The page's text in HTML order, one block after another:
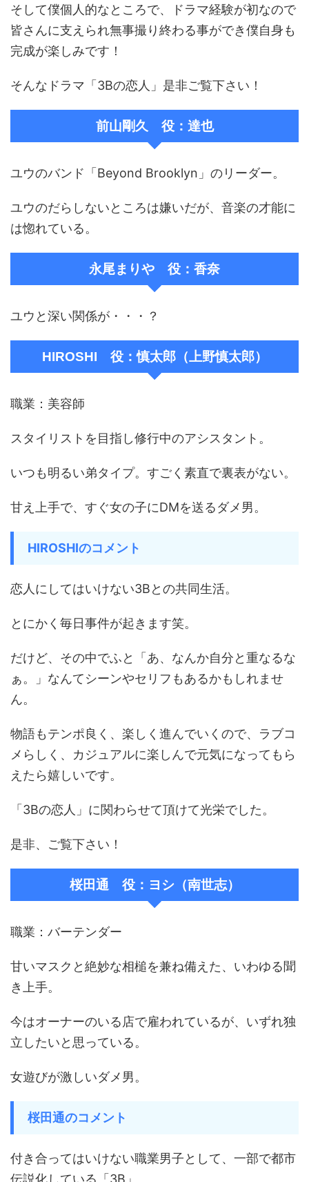
そして僕個人的なところで、ドラマ経験が初なので
皆さんに支えられ無事撮り終わる事ができ僕自身も
完成が楽しみです！
そんなドラマ「3Bの恋人」是非ご覧下さい！
前山剛久 役：達也
ユウのバンド「Beyond Brooklyn」のリーダー。
ユウのだらしないところは嫌いだが、音楽の才能に
は惚れている。
永尾まりや 役：香奈
ユウと深い関係が・・・？
HIROSHI 役：慎太郎（上野慎太郎）
職業：美容師
スタイリストを目指し修行中のアシスタント。
いつも明るい弟タイプ。すごく素直で裏表がない。
甘え上手で、すぐ女の子にDMを送るダメ男。
HIROSHIのコメント
恋人にしてはいけない3Bとの共同生活。
とにかく毎日事件が起きます笑。
だけど、その中でふと「あ、なんか自分と重なるな
ぁ。」なんてシーンやセリフもあるかもしれませ
ん。
物語もテンポ良く、楽しく進んでいくので、ラブコ
メらしく、カジュアルに楽しんで元気になってもら
えたら嬉しいです。
「3Bの恋人」に関わらせて頂けて光栄でした。
是非、ご覧下さい！
桜田通 役：ヨシ（南世志）
職業：バーテンダー
甘いマスクと絶妙な相槌を兼ね備えた、いわゆる聞
き上手。
今はオーナーのいる店で雇われているが、いずれ独
立したいと思っている。
女遊びが激しいダメ男。
桜田通のコメント
付き合ってはいけない職業男子として、一部で都市
伝説化している「3B」。